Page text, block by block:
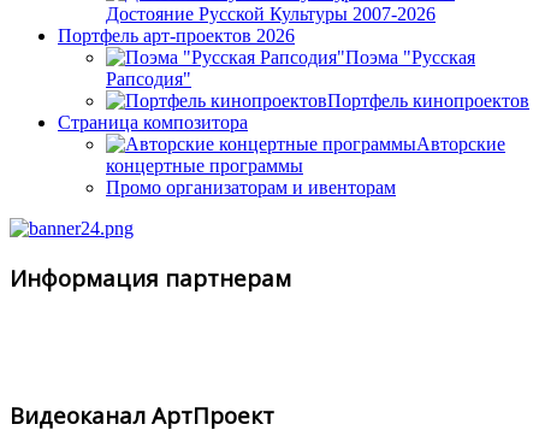
Достояние Русской Культуры 2007-2026
Портфель арт-проектов 2026
Поэма "Русская
Рапсодия"
Портфель кинопроектов
Страница композитора
Авторские
концертные программы
Промо организаторам и ивенторам
Информация партнерам
Видеоканал АртПроект